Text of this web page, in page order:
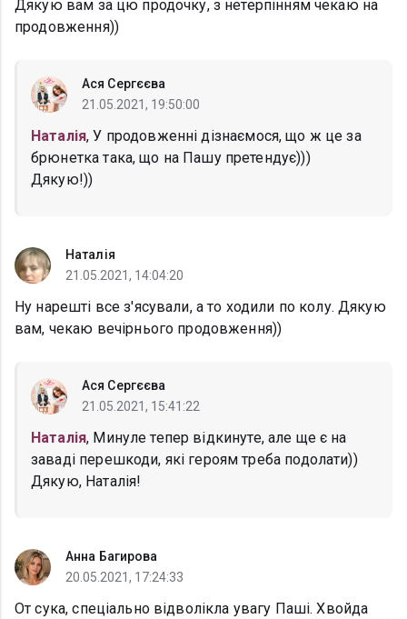
Дякую вам за цю продочку, з нетерпінням чекаю на
продовження))
Ася Сергєєва
21.05.2021, 19:50:00
Наталія, У продовженні дізнаємося, що ж це за
брюнетка така, що на Пашу претендує)))
Дякую!))
Наталія
21.05.2021, 14:04:20
Ну нарешті все з'ясували, а то ходили по колу. Дякую
вам, чекаю вечірнього продовження))
Ася Сергєєва
21.05.2021, 15:41:22
Наталія, Минуле тепер відкинуте, але ще є на
заваді перешкоди, які героям треба подолати))
Дякую, Наталія!
Анна Багирова
20.05.2021, 17:24:33
От сука, спеціально відволікла увагу Паші. Хвойда